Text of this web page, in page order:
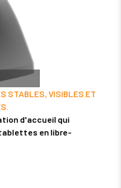
STABLES, VISIBLES ET
d'accueil qui
en libre-